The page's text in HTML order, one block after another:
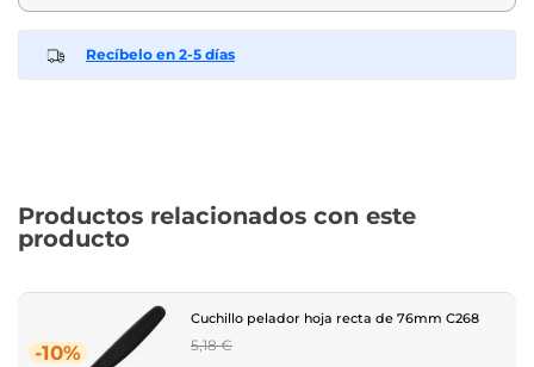
Recíbelo en 2-5 días
Productos relacionados con este
producto
-10%
Cuchillo pelador hoja recta de 76mm C268
Regular
5,18 €